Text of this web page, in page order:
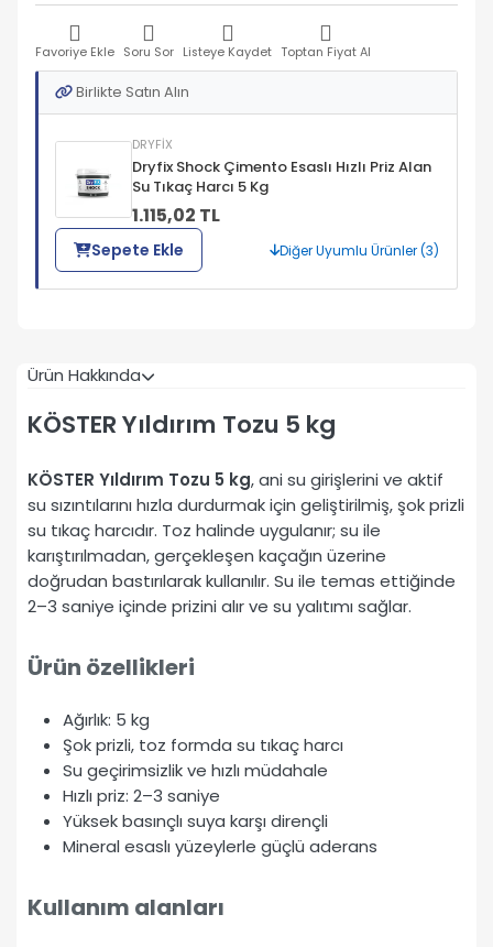
Favoriye Ekle Soru Sor Listeye Kaydet Toptan Fiyat Al
Birlikte Satın Alın
DRYFİX
Dryfix Shock Çimento Esaslı Hızlı Priz Alan
Su Tıkaç Harcı 5 Kg
1.115,02 TL
Sepete Ekle Diğer Uyumlu Ürünler (3)
Ürün Hakkında
KÖSTER Yıldırım Tozu 5 kg
KÖSTER Yıldırım Tozu 5 kg, ani su girişlerini ve aktif
su sızıntılarını hızla durdurmak için geliştirilmiş, şok prizli
su tıkaç harcıdır. Toz halinde uygulanır; su ile
karıştırılmadan, gerçekleşen kaçağın üzerine
doğrudan bastırılarak kullanılır. Su ile temas ettiğinde
2–3 saniye içinde prizini alır ve su yalıtımı sağlar.
Ürün özellikleri
Ağırlık: 5 kg
Şok prizli, toz formda su tıkaç harcı
Su geçirimsizlik ve hızlı müdahale
Hızlı priz: 2–3 saniye
Yüksek basınçlı suya karşı dirençli
Mineral esaslı yüzeylerle güçlü aderans
Kullanım alanları